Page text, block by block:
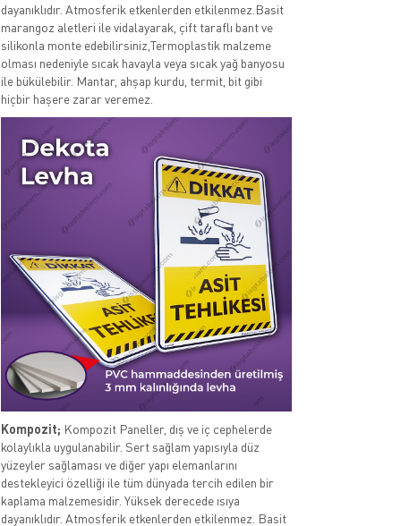
dayanıklıdır. Atmosferik etkenlerden etkilenmez.Basit
marangoz aletleri ile vidalayarak, çift taraflı bant ve
silikonla monte edebilirsiniz,Termoplastik malzeme
olması nedeniyle sıcak havayla veya sıcak yağ banyosu
ile bükülebilir. Mantar, ahşap kurdu, termit, bit gibi
hiçbir haşere zarar veremez.
Kompozit; Kompozit Paneller, dış ve iç cephelerde
kolaylıkla uygulanabilir. Sert sağlam yapısıyla düz
yüzeyler sağlaması ve diğer yapı elemanlarını
destekleyici özelliği ile tüm dünyada tercih edilen bir
kaplama malzemesidir. Yüksek derecede ısıya
dayanıklıdır. Atmosferik etkenlerden etkilenmez. Basit